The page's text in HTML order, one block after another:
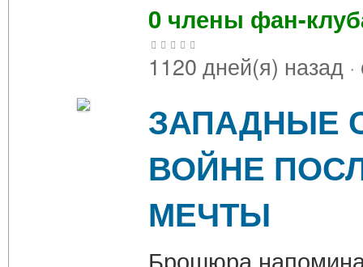
0 члены фан-
1120 дней(я) назад ·
ЗАПАДНЫЕ
ВОЙНЕ
МЕЧТЫ
Брошюра